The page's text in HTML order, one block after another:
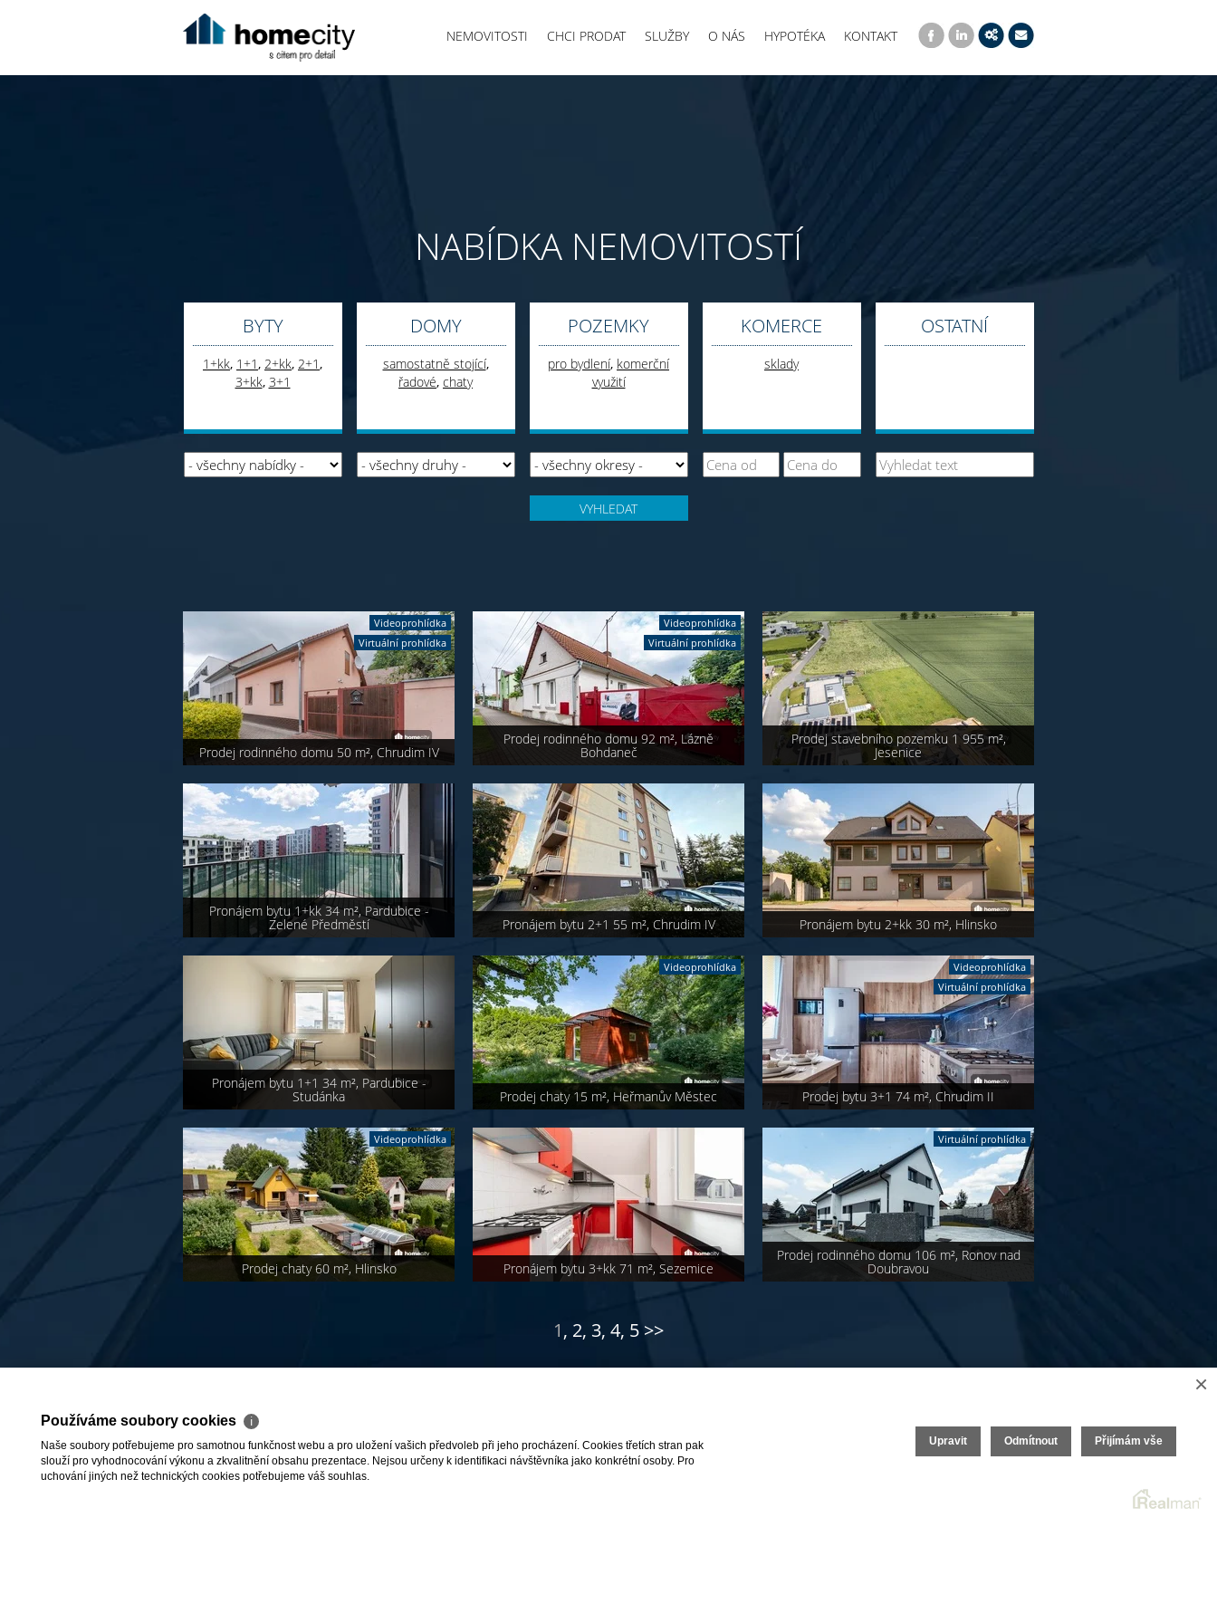
NEMOVITOSTI CHCI PRODAT SLUŽBY O NÁS HYPOTÉKA KONTAKT
NABÍDKA NEMOVITOSTÍ
BYTY
1+kk, 1+1, 2+kk, 2+1,
3+kk, 3+1
DOMY
samostatně stojící,
řadové, chaty
POZEMKY
pro bydlení, komerční
využití
KOMERCE
sklady
OSTATNÍ
VYHLEDAT
Prodej rodinného domu 50 m², Chrudim IV
Videoprohlídka
Virtuální prohlídka
Prodej rodinného domu 92 m², Lázně
Bohdaneč
Videoprohlídka
Virtuální prohlídka
Prodej stavebního pozemku 1 955 m²,
Jesenice
Pronájem bytu 1+kk 34 m², Pardubice -
Zelené Předměstí Pronájem bytu 2+1 55 m², Chrudim IV Pronájem bytu 2+kk 30 m², Hlinsko
Pronájem bytu 1+1 34 m², Pardubice -
Studánka Prodej chaty 15 m², Heřmanův Městec
Videoprohlídka
Prodej bytu 3+1 74 m², Chrudim II
Videoprohlídka
Virtuální prohlídka
Prodej chaty 60 m², Hlinsko
Videoprohlídka
Pronájem bytu 3+kk 71 m², Sezemice
Prodej rodinného domu 106 m², Ronov nad
Doubravou
Virtuální prohlídka
1, 2, 3, 4, 5 >>
×
Používáme soubory cookies ℹ
Naše soubory potřebujeme pro samotnou funkčnost webu a pro uložení vašich předvoleb při jeho procházení. Cookies třetích stran pak
slouží pro vyhodnocování výkonu a zkvalitnění obsahu prezentace. Nejsou určeny k identifikaci návštěvníka jako konkrétní osoby. Pro
uchování jiných než technických cookies potřebujeme váš souhlas.
Upravit Odmítnout Přijímám vše